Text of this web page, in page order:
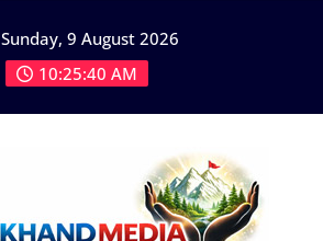
Sunday, 9 August 2026
10:25:41 AM